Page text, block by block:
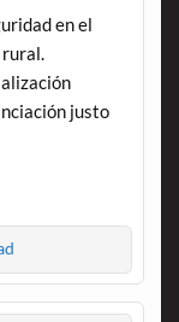
en el
rural.
justo